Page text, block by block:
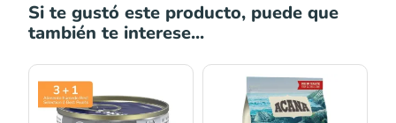
Si te gustó este producto, puede que
también te interese...
de
precios:
de
precios: